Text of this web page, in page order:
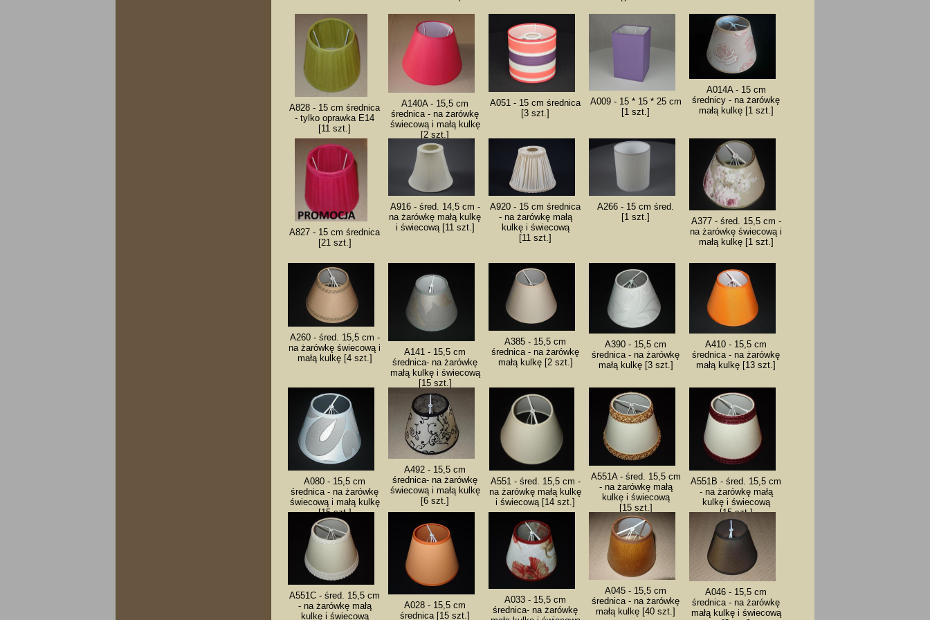
A828 - 15 cm średnica
- tylko oprawka E14
[11 szt.]
A140A - 15,5 cm
średnica - na żarówkę
świecową i małą kulkę
[2 szt.]
A051 - 15 cm średnica
[3 szt.]
A009 - 15 * 15 * 25 cm
[1 szt.]
A014A - 15 cm
średnicy - na żarówkę
małą kulkę [1 szt.]
A827 - 15 cm średnica
[21 szt.]
A916 - śred. 14,5 cm -
na żarówkę małą kulkę
i świecową [11 szt.]
A920 - 15 cm średnica
- na żarówkę małą
kulkę i świecową
[11 szt.]
A266 - 15 cm śred.
[1 szt.]
A377 - śred. 15,5 cm -
na żarówkę świecową i
małą kulkę [1 szt.]
A260 - śred. 15,5 cm -
na żarówkę świecową i
małą kulkę [4 szt.]
A141 - 15,5 cm
średnica- na żarówkę
małą kulkę i świecową
[15 szt.]
A385 - 15,5 cm
średnica - na żarówkę
małą kulkę [2 szt.]
A390 - 15,5 cm
średnica - na żarówkę
małą kulkę [3 szt.]
A410 - 15,5 cm
średnica - na żarówkę
małą kulkę [13 szt.]
A080 - 15,5 cm
średnica - na żarówkę
świecową i małą kulkę
[15 szt.]
A492 - 15,5 cm
średnica- na żarówkę
świecową i małą kulkę
[6 szt.]
A551 - śred. 15,5 cm -
na żarówkę małą kulkę
i świecową [14 szt.]
A551A - śred. 15,5 cm
- na żarówkę małą
kulkę i świecową
[15 szt.]
A551B - śred. 15,5 cm
- na żarówkę małą
kulkę i świecową
[15 szt.]
A551C - śred. 15,5 cm
- na żarówkę małą
kulkę i świecową
A028 - 15,5 cm
średnica [15 szt.]
A033 - 15,5 cm
średnica- na żarówkę
A045 - 15,5 cm
średnica - na żarówkę
małą kulkę [40 szt.]
A046 - 15,5 cm
średnica - na żarówkę
małą kulkę i świecową